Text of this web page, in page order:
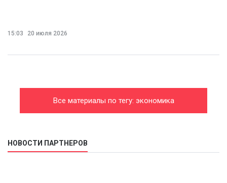
15:03 20 июля 2026
Все материалы по тегу: экономика
НОВОСТИ ПАРТНЕРОВ